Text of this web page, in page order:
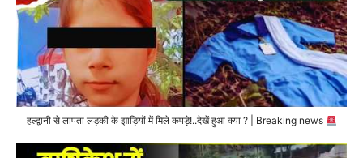
हल्द्वानी से लापता लड़की के झाड़ियों में मिले कपड़े!..देखें हुआ क्या ? | Breaking news